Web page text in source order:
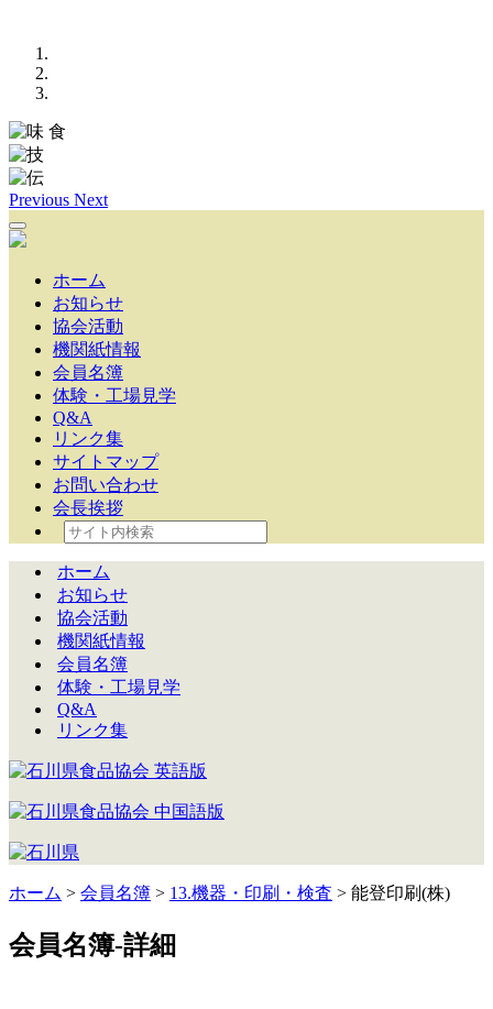
Previous Next
ホーム
お知らせ
協会活動
機関紙情報
会員名簿
体験・工場見学
Q&A
リンク集
サイトマップ
お問い合わせ
会長挨拶
ホーム
お知らせ
協会活動
機関紙情報
会員名簿
体験・工場見学
Q&A
リンク集
ホーム > 会員名簿 > 13.機器・印刷・検査 > 能登印刷(株)
会員名簿-詳細